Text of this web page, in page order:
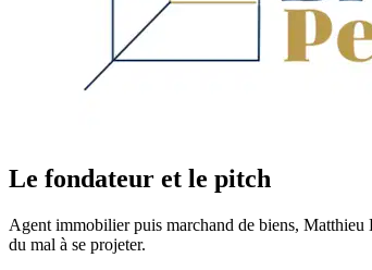
Le fondateur et le pitch
Agent immobilier puis marchand de biens, Matthieu
du mal à se projeter.